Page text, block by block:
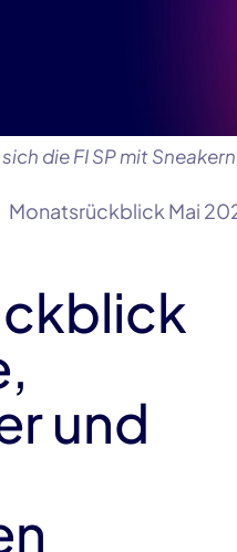
die FI SP mit
Monatsrückblick Mai
und